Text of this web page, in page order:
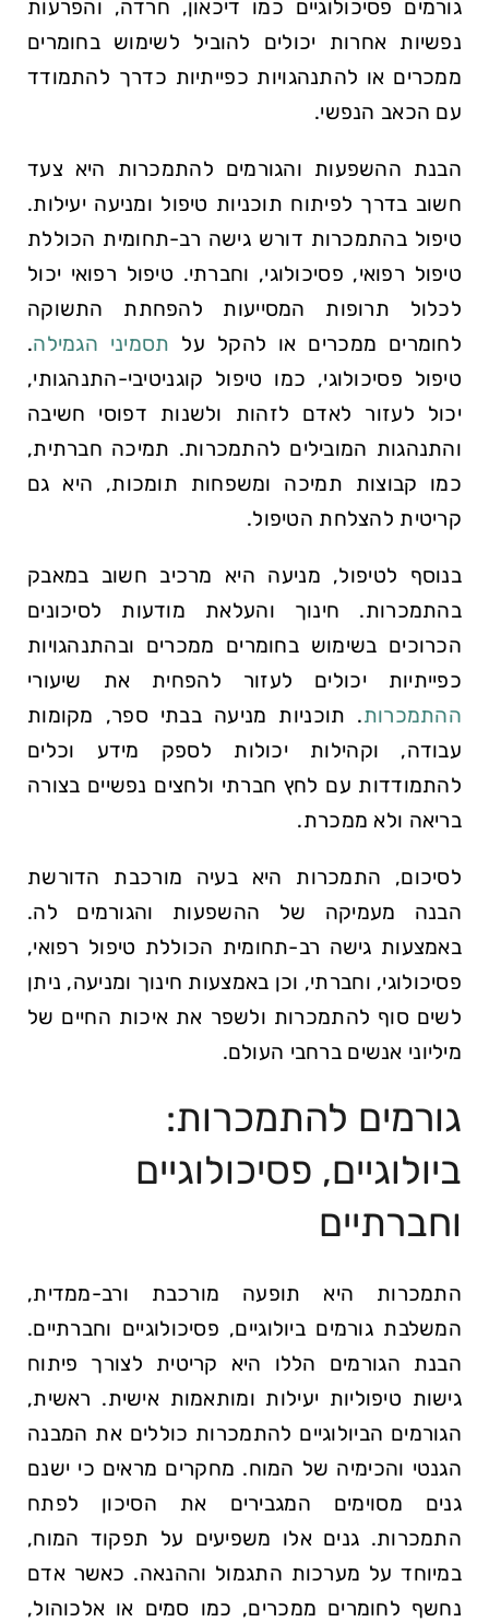
גורמים פסיכולוגיים כמו דיכאון, חרדה, והפרעות
נפשיות אחרות יכולים להוביל לשימוש בחומרים
ממכרים או להתנהגויות כפייתיות כדרך להתמודד
עם הכאב הנפשי.
הבנת ההשפעות והגורמים להתמכרות היא צעד
חשוב בדרך לפיתוח תוכניות טיפול ומניעה יעילות.
טיפול בהתמכרות דורש גישה רב-תחומית הכוללת
טיפול רפואי, פסיכולוגי, וחברתי. טיפול רפואי יכול
לכלול תרופות המסייעות להפחתת התשוקה
לחומרים ממכרים או להקל על תסמיני הגמילה.
טיפול פסיכולוגי, כמו טיפול קוגניטיבי-התנהגותי,
יכול לעזור לאדם לזהות ולשנות דפוסי חשיבה
והתנהגות המובילים להתמכרות. תמיכה חברתית,
כמו קבוצות תמיכה ומשפחות תומכות, היא גם
קריטית להצלחת הטיפול.
בנוסף לטיפול, מניעה היא מרכיב חשוב במאבק
בהתמכרות. חינוך והעלאת מודעות לסיכונים
הכרוכים בשימוש בחומרים ממכרים ובהתנהגויות
כפייתיות יכולים לעזור להפחית את שיעורי
ההתמכרות. תוכניות מניעה בבתי ספר, מקומות
עבודה, וקהילות יכולות לספק מידע וכלים
להתמודדות עם לחץ חברתי ולחצים נפשיים בצורה
בריאה ולא ממכרת.
לסיכום, התמכרות היא בעיה מורכבת הדורשת
הבנה מעמיקה של ההשפעות והגורמים לה.
באמצעות גישה רב-תחומית הכוללת טיפול רפואי,
פסיכולוגי, וחברתי, וכן באמצעות חינוך ומניעה, ניתן
לשים סוף להתמכרות ולשפר את איכות החיים של
מיליוני אנשים ברחבי העולם.
גורמים להתמכרות:
ביולוגיים, פסיכולוגיים
וחברתיים
התמכרות היא תופעה מורכבת ורב-ממדית,
המשלבת גורמים ביולוגיים, פסיכולוגיים וחברתיים.
הבנת הגורמים הללו היא קריטית לצורך פיתוח
גישות טיפוליות יעילות ומותאמות אישית. ראשית,
הגורמים הביולוגיים להתמכרות כוללים את המבנה
הגנטי והכימיה של המוח. מחקרים מראים כי ישנם
גנים מסוימים המגבירים את הסיכון לפתח
התמכרות. גנים אלו משפיעים על תפקוד המוח,
במיוחד על מערכות התגמול וההנאה. כאשר אדם
נחשף לחומרים ממכרים, כמו סמים או אלכוהול,